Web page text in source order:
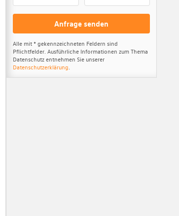
Bank Versicherungsbonus
einer KASKO-Versicherung über die Porsche Bank
Anfrage senden
Alle mit * gekennzeichneten Feldern sind
Pflichtfelder. Ausführliche Informationen zum Thema
Datenschutz entnehmen Sie unserer
Datenschutzerklärung